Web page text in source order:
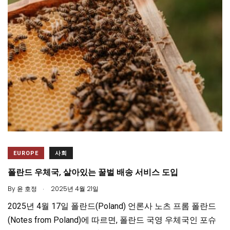
EUROPE 사회
폴란드 우체국, 살아있는 꿀벌 배송 서비스 도입
By 윤 호정 . 2025년 4월 21일
2025년 4월 17일 폴란드(Poland) 언론사 노츠 프롬 폴란드
(Notes from Poland)에 따르면, 폴란드 국영 우체국인 포슈